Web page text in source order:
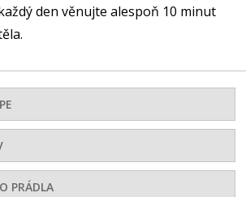
den věnujte alespoň 10 minut
PRÁDLA